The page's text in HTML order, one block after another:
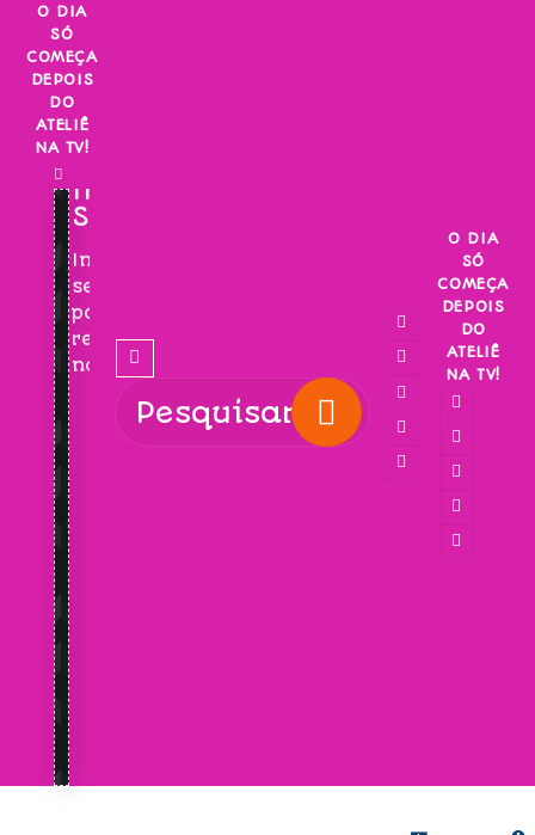
Skip
content
O DIA
SÓ
COMEÇA
DEPOIS
DO
ATELIÊ
NA TV!
INSCREVA-
SE!
Inscreva-
se
para
receber
novidades!
O DIA
SÓ
COMEÇA
DEPOIS
DO
ATELIÊ
NA TV!